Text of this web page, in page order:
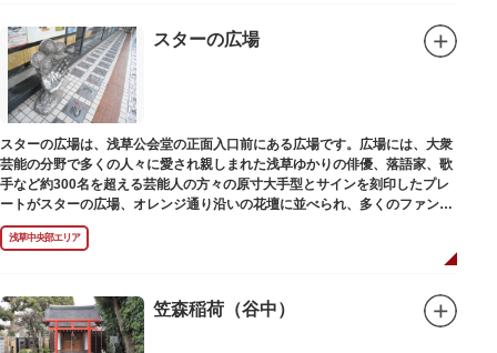
スターの広場
スターの広場は、浅草公会堂の正面入口前にある広場です。広場には、大衆
芸能の分野で多くの人々に愛され親しまれた浅草ゆかりの俳優、落語家、歌
手など約300名を超える芸能人の方々の原寸大手型とサインを刻印したプレ
ートがスターの広場、オレンジ通り沿いの花壇に並べられ、多くのファンに
親しまれています。
浅草中央部エリア
笠森稲荷（谷中）